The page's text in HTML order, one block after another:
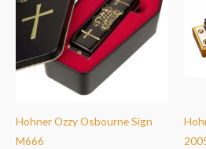
Hohner Ozzy Osbourne Sign
M666